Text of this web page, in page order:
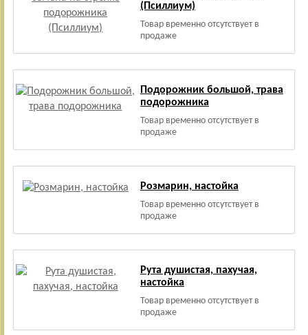
(Псиллиум)
Товар временно отсутствует в
продаже
Подорожник большой, трава
подорожника
Товар временно отсутствует в
продаже
Розмарин, настойка
Товар временно отсутствует в
продаже
Рута душистая, пахучая,
настойка
Товар временно отсутствует в
продаже